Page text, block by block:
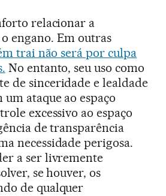
relacionar a
engano. Em outras
trai não será por culpa
No entanto, seu uso como
de sinceridade e lealdade
ataque ao espaço
excessivo ao espaço
de transparência
necessidade perigosa.
a ser livremente
se houver, os
de qualquer